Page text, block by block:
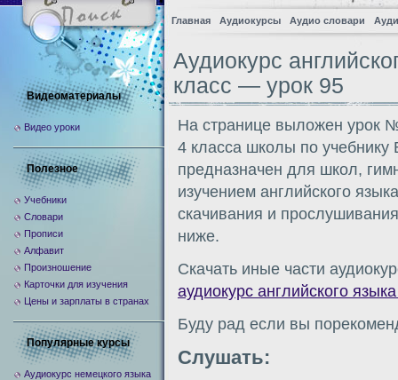
Главная Аудиокурсы Аудио словари
Аудиокурс
класс — урок 95
На странице выложен урок
4 класса школы по
предназначен для школ,
изучением английского
скачивания и
ниже.
Скачать иные части
аудиокурс английского
Буду рад если вы
Слушать:
Видеоматериалы
Видео уроки
Полезное
Учебники
Словари
Прописи
Алфавит
Произношение
Карточки для изучения
Цены и зарплаты в странах
Популярные курсы
Аудиокурс немецкого языка